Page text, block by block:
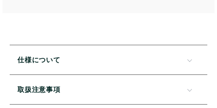
仕様について
取扱注意事項